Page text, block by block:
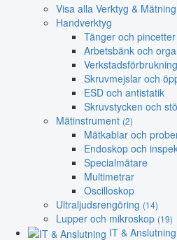
Visa alla Verktyg & Mätning
Handverktyg
Tänger och pincetter
Arbetsbänk och
Verkstadsförbrukning
Skruvmejslar och
ESD och antistatik
Skruvstycken och
Mätinstrument (2)
Mätkablar och
Endoskop och
Specialmätare
Multimetrar
Oscilloskop
Ultraljudsrengöring (14)
Lupper och mikroskop (19)
IT & Anslutning